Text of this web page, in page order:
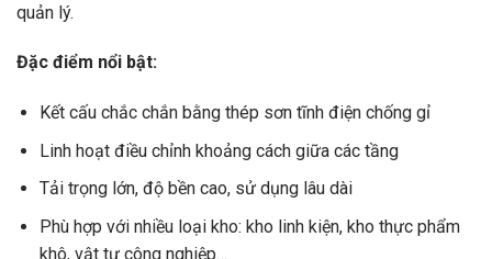
quản lý.
Đặc điểm nổi bật:
Kết cấu chắc chắn bằng thép sơn tĩnh điện chống gỉ
Linh hoạt điều chỉnh khoảng cách giữa các tầng
Tải trọng lớn, độ bền cao, sử dụng lâu dài
Phù hợp với nhiều loại kho: kho linh kiện, kho thực phẩm
khô, vật tư công nghiệp…